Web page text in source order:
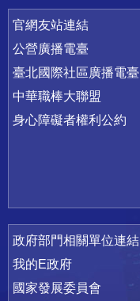
官網友站連結
公營廣播電臺
臺北國際社區廣播電臺
中華職棒大聯盟
身心障礙者權利公約
政府部門相關單位連結
我的E政府
國家發展委員會